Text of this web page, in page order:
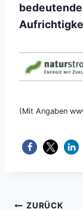
(Mit Angaben
ZURÜCK